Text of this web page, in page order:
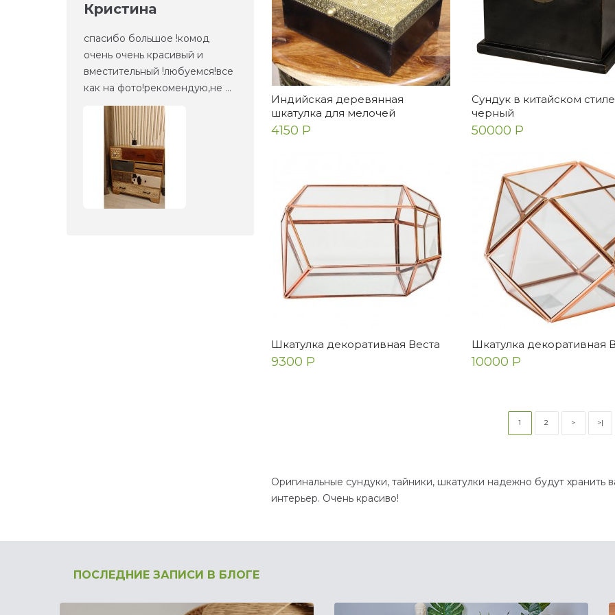
Кристина
спасибо большое !комод
очень очень красивый и
вместительный !любуемся!все
как на фото!рекомендую,не ...
Елена
Это очень очень красивое
зеркало! Для ценителей таких
вещей. Выглядит идеально,
приехало надежно зап...
Прекрасный столик!
качественно сделан,
элементарная. Радует
Индийская деревянная
шкатулка для мелочей
4150 Р
Сундук в китайском
черный
50000 Р
Шкатулка декоративная Веста
9300 Р
Шкатулка декоративная
10000 Р
1 2 > >|
Оригинальные сундуки, тайники, шкатулки надежно будут
интерьер. Очень красиво!
ПОСЛЕДНИЕ ЗАПИСИ В БЛОГЕ